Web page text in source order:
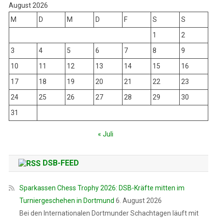
August 2026
M
D M D F S
S
1
2
3
4 5 6 7 8
9
10
11 12 13 14 15
16
17
18 19 20 21 22
23
24
25 26 27 28 29
30
31
« Juli
DSB-FEED
Sparkassen Chess Trophy 2026: DSB-Kräfte mitten im
Turniergeschehen in Dortmund 6. August 2026
Bei den Internationalen Dortmunder Schachtagen läuft mit